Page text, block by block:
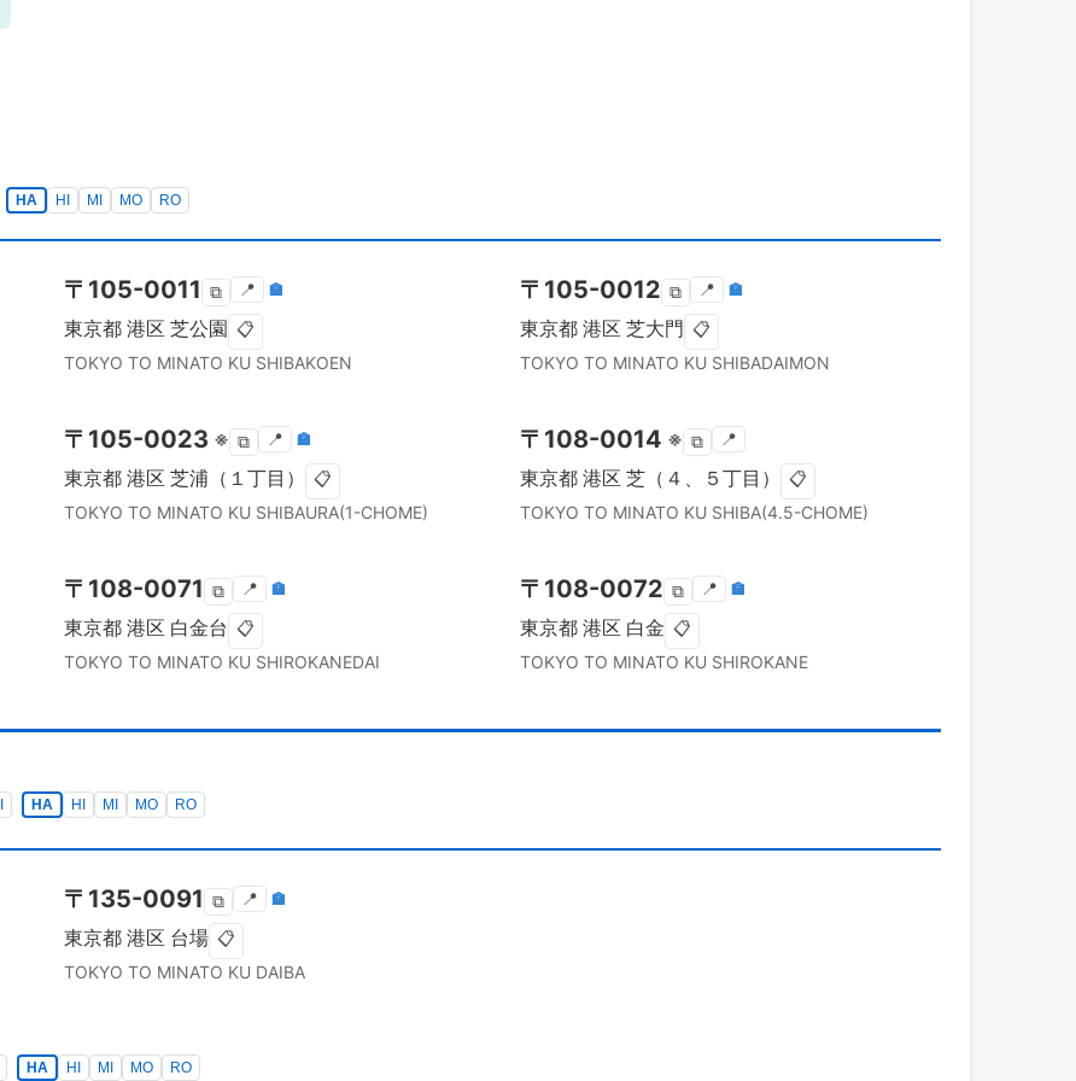
HA HI MI MO RO
〒 105-0011 ⧉ 📍 🏣
東京都 港区 芝公園 📋
TOKYO TO MINATO KU SHIBAKOEN
〒 105-0012 ⧉ 📍 🏣
東京都 港区 芝大門 📋
TOKYO TO MINATO KU SHIBADAIMON
〒 105-0023 ※ ⧉ 📍 🏣
東京都 港区 芝浦（１丁目） 📋
TOKYO TO MINATO KU SHIBAURA(1-CHOME)
〒 108-0014 ※ ⧉ 📍
東京都 港区 芝（４、５丁目） 📋
TOKYO TO MINATO KU SHIBA(4.5-CHOME)
〒 108-0071 ⧉ 📍 🏣
東京都 港区 白金台 📋
TOKYO TO MINATO KU SHIROKANEDAI
〒 108-0072 ⧉ 📍 🏣
東京都 港区 白金 📋
TOKYO TO MINATO KU SHIROKANE
HA HI MI MO RO
〒 135-0091 ⧉ 📍 🏣
東京都 港区 台場 📋
TOKYO TO MINATO KU DAIBA
HA HI MI MO RO